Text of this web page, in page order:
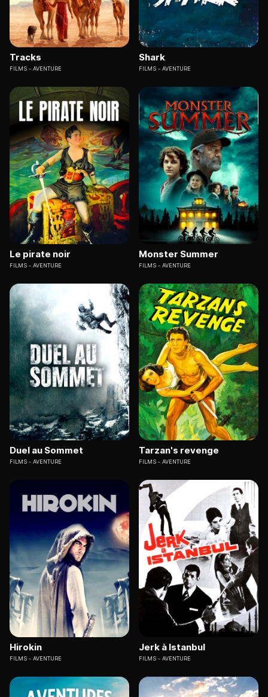
Tracks
FILMS AVENTURE
Shark
FILMS AVENTURE
Le pirate noir
FILMS AVENTURE
Monster Summer
FILMS AVENTURE
Duel au Sommet
FILMS AVENTURE
Tarzan's revenge
FILMS AVENTURE
Hirokin
FILMS AVENTURE
Jerk à Istanbul
FILMS AVENTURE